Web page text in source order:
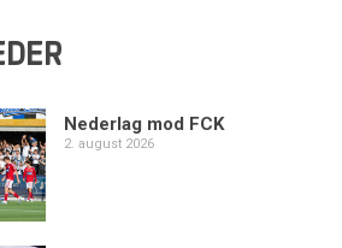
Nederlag mod FCK
2. august 2026